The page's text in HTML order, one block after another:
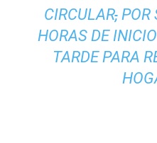
CIRCULAR,POR
HORAS DE
TARDE PARA